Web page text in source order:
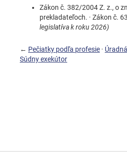
Zákon č. 382/2004 Z. z., o
prekladateľoch. · Zákon č.
legislatíva k roku 2026)
← Pečiatky podľa profesie ·
Súdny exekútor